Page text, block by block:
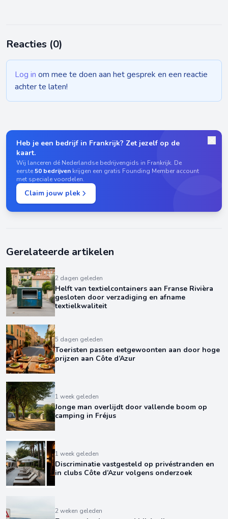
Reacties (0)
Log in om mee te doen aan het gesprek en een reactie
achter te laten!
Heb je een bedrijf in Frankrijk? Zet jezelf op de
kaart.
Wij lanceren dé Nederlandse bedrijvengids in Frankrijk. De
eerste50 bedrijven krijgen een gratis Founding Member account
met speciale voordelen.
Claim jouw plek
Gerelateerde artikelen
2 dagen geleden
Helft van textielcontainers aan Franse Rivièra
gesloten door verzadiging en afname
textielkwaliteit
5 dagen geleden
Toeristen passen eetgewoonten aan door hoge
prijzen aan Côte d’Azur
1 week geleden
Jonge man overlijdt door vallende boom op
camping in Fréjus
1 week geleden
Discriminatie vastgesteld op privéstranden en
in clubs Côte d’Azur volgens onderzoek
2 weken geleden